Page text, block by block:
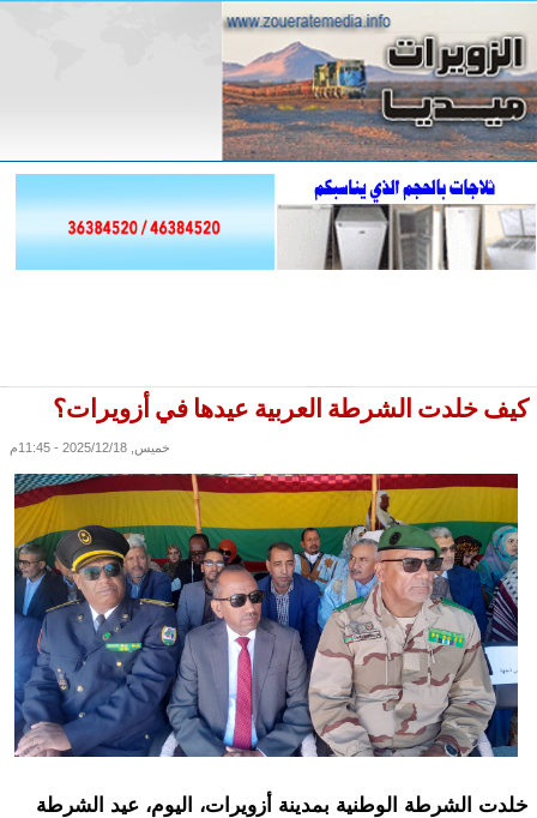
كيف خلدت الشرطة العربية عيدها في أزويرات؟
خميس, 2025/12/18 - 11:45م
خلدت الشرطة الوطنية بمدينة أزويرات، اليوم، عيد الشرطة